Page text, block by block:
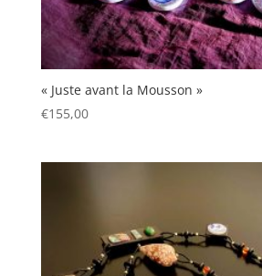
« Juste avant la Mousson »
€155,00